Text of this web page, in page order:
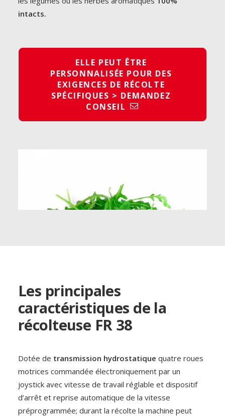
intacts.
ELLE PEUT ÊTRE
PERSONNALISÉE POUR DES
EXIGENCES DE RÉCOLTE
SPÉCIFIQUES > DEMANDEZ
CONSEIL
Roquette
LÉGUMES
Les principales
caractéristiques de la
récolteuse FR 38
Dotée de transmission hydrostatique quatre roues
motrices commandée électroniquement par un
joystick avec vitesse de travail réglable et dispositif
d’arrêt et reprise automatique de la vitesse
préprogrammée; durant la récolte la machine peut